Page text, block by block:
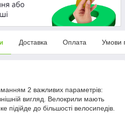
Доставка Оплата Умови
2 важливих параметрів:
вигляд. Велокрили мають
підійде до більшості велосипедів.